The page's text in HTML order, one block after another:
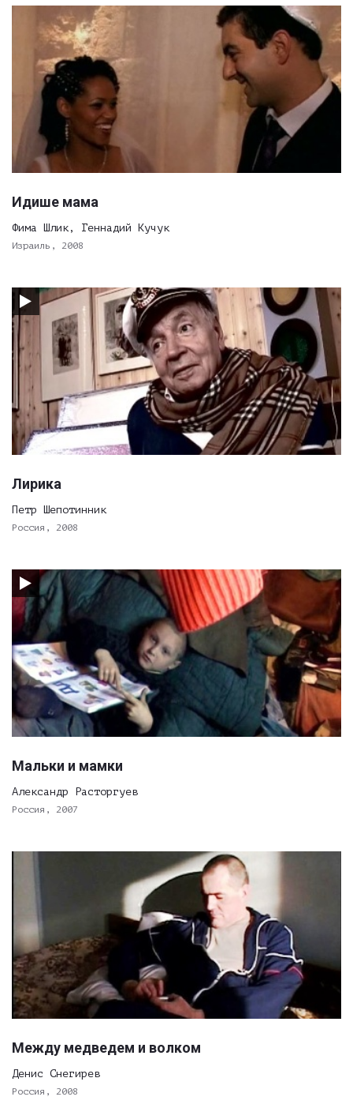
Идише мама
Фима Шлик, Геннадий Кучук
Израиль, 2008
Лирика
Петр Шепотинник
Россия, 2008
Мальки и мамки
Александр Расторгуев
Россия, 2007
Между медведем и волком
Денис Снегирев
Россия, 2008